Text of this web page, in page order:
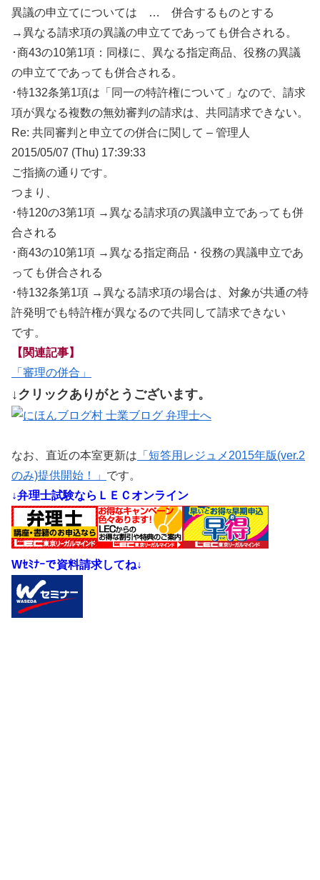
異議の申立てについては … 併合するものとする
→異なる請求項の異議の申立てであっても併合される。
･商43の10第1項：同様に、異なる指定商品、役務の異議
の申立てであっても併合される。
･特132条第1項は「同一の特許権について」なので、請求
項が異なる複数の無効審判の請求は、共同請求できない。
Re: 共同審判と申立ての併合に関して – 管理人
2015/05/07 (Thu) 17:39:33
ご指摘の通りです。
つまり、
･特120の3第1項 →異なる請求項の異議申立であっても併
合される
･商43の10第1項 →異なる指定商品・役務の異議申立であ
っても併合される
･特132条第1項 →異なる請求項の場合は、対象が共通の特
許発明でも特許権が異なるので共同して請求できない
です。
【関連記事】
「審理の併合」
↓クリックありがとうございます。
なお、直近の本室更新は 「短答用レジュメ2015年版(ver.2
のみ)提供開始！」 です。
↓弁理士試験ならＬＥＣオンライン
Wｾﾐﾅｰで資料請求してね↓